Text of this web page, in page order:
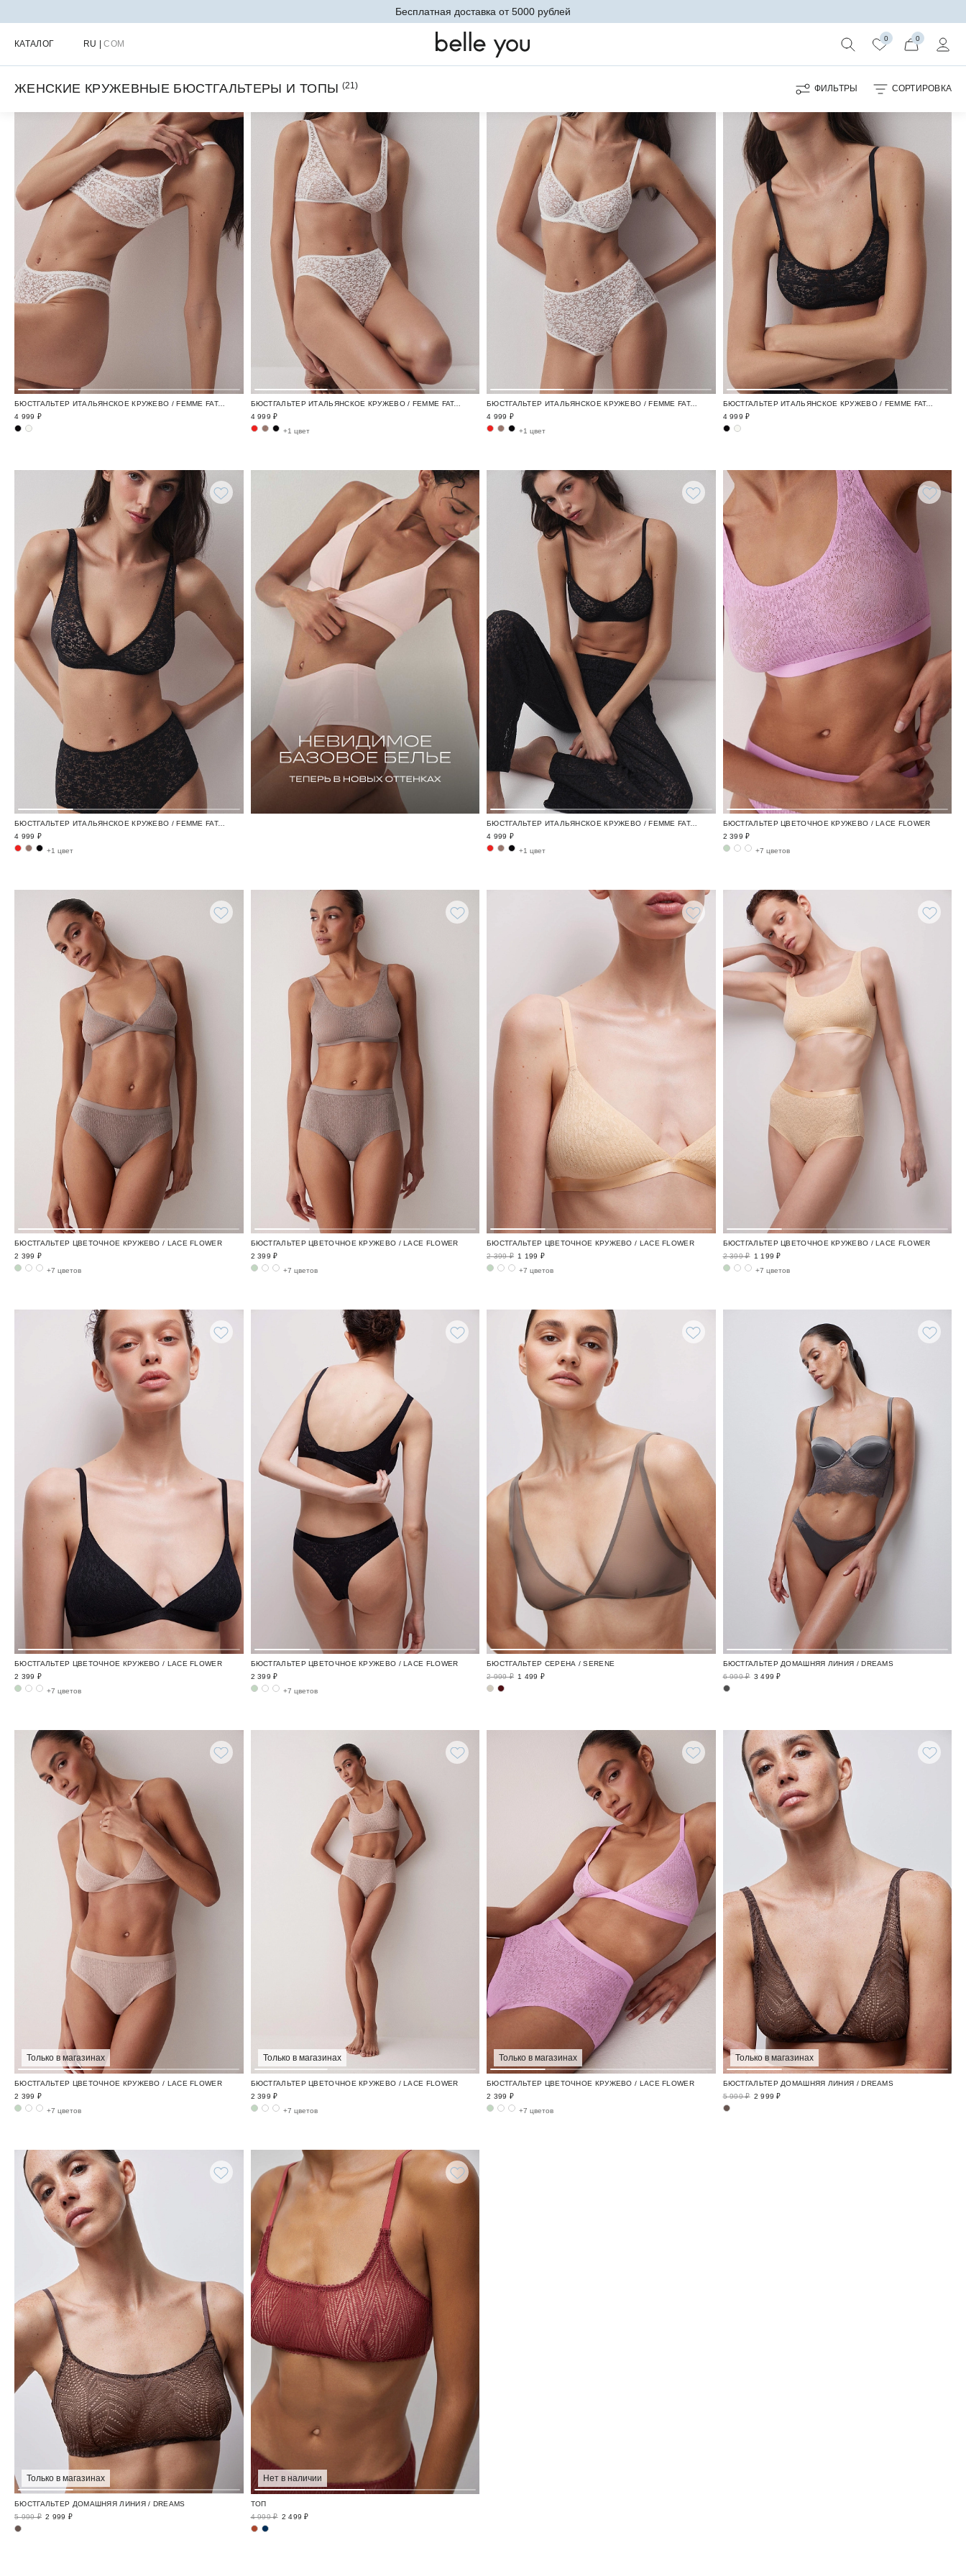
Бесплатная доставка от 5000 рублей
КАТАЛОГ RU |COM
0 0
Женские кружевные бюстгальтеры и топы
ЖЕНСКИЕ КРУЖЕВНЫЕ БЮСТГАЛЬТЕРЫ И ТОПЫ (21) ФИЛЬТРЫ СОРТИРОВКА
БЮСТГАЛЬТЕР ИТАЛЬЯНСКОЕ КРУЖЕВО / FEMME FATALE
4 999 ₽
БЮСТГАЛЬТЕР ИТАЛЬЯНСКОЕ КРУЖЕВО / FEMME FATALE
4 999 ₽
+1 цвет
БЮСТГАЛЬТЕР ИТАЛЬЯНСКОЕ КРУЖЕВО / FEMME FATALE
4 999 ₽
+1 цвет
БЮСТГАЛЬТЕР ИТАЛЬЯНСКОЕ КРУЖЕВО / FEMME FATALE
4 999 ₽
БЮСТГАЛЬТЕР ИТАЛЬЯНСКОЕ КРУЖЕВО / FEMME FATALE
4 999 ₽
+1 цвет
БЮСТГАЛЬТЕР ИТАЛЬЯНСКОЕ КРУЖЕВО / FEMME FATALE
4 999 ₽
+1 цвет
БЮСТГАЛЬТЕР ЦВЕТОЧНОЕ КРУЖЕВО / LACE FLOWER
2 399 ₽
+7 цветов
БЮСТГАЛЬТЕР ЦВЕТОЧНОЕ КРУЖЕВО / LACE FLOWER
2 399 ₽
+7 цветов
БЮСТГАЛЬТЕР ЦВЕТОЧНОЕ КРУЖЕВО / LACE FLOWER
2 399 ₽
+7 цветов
БЮСТГАЛЬТЕР ЦВЕТОЧНОЕ КРУЖЕВО / LACE FLOWER
2 399 ₽ 1 199 ₽
+7 цветов
БЮСТГАЛЬТЕР ЦВЕТОЧНОЕ КРУЖЕВО / LACE FLOWER
2 399 ₽ 1 199 ₽
+7 цветов
БЮСТГАЛЬТЕР ЦВЕТОЧНОЕ КРУЖЕВО / LACE FLOWER
2 399 ₽
+7 цветов
БЮСТГАЛЬТЕР ЦВЕТОЧНОЕ КРУЖЕВО / LACE FLOWER
2 399 ₽
+7 цветов
БЮСТГАЛЬТЕР СЕРЕНА / SERENE
2 999 ₽ 1 499 ₽
БЮСТГАЛЬТЕР ДОМАШНЯЯ ЛИНИЯ / DREAMS
6 999 ₽ 3 499 ₽
Только в магазинах
БЮСТГАЛЬТЕР ЦВЕТОЧНОЕ КРУЖЕВО / LACE FLOWER
2 399 ₽
+7 цветов
Только в магазинах
БЮСТГАЛЬТЕР ЦВЕТОЧНОЕ КРУЖЕВО / LACE FLOWER
2 399 ₽
+7 цветов
Только в магазинах
БЮСТГАЛЬТЕР ЦВЕТОЧНОЕ КРУЖЕВО / LACE FLOWER
2 399 ₽
+7 цветов
Только в магазинах
БЮСТГАЛЬТЕР ДОМАШНЯЯ ЛИНИЯ / DREAMS
5 999 ₽ 2 999 ₽
Только в магазинах
БЮСТГАЛЬТЕР ДОМАШНЯЯ ЛИНИЯ / DREAMS
5 999 ₽ 2 999 ₽
Нет в наличии
ТОП
4 999 ₽ 2 499 ₽